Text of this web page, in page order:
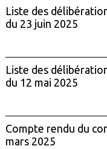
Liste des
du 23 juin 2025
Liste des
du 12 mai 2025
Compte rendu du
mars 2025